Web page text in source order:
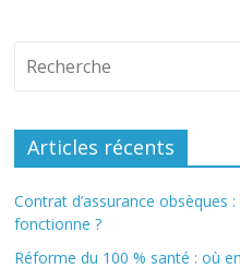
Articles récents
Contrat d’assurance
fonctionne ?
Réforme du 100 % santé : où